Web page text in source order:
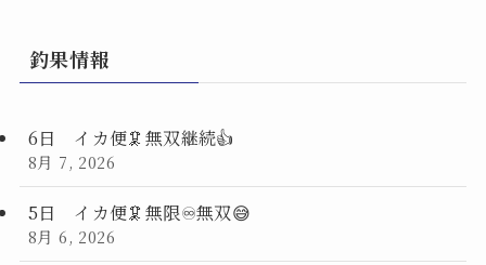
釣果情報
6日 イカ便🦑無双継続👍
8月 7, 2026
5日 イカ便🦑無限♾️無双😅
8月 6, 2026